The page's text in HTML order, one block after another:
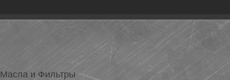
Масла и Фильтры